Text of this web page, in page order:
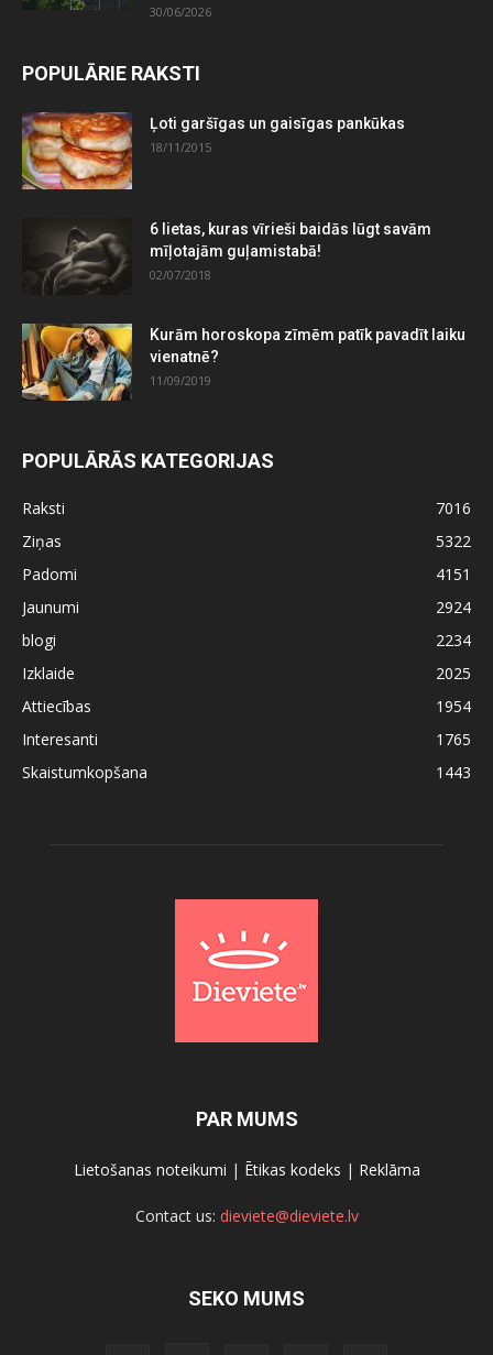
30/06/2026
POPULĀRIE RAKSTI
Ļoti garšīgas un gaisīgas pankūkas
18/11/2015
6 lietas, kuras vīrieši baidās lūgt savām
mīļotajām guļamistabā!
02/07/2018
Kurām horoskopa zīmēm patīk pavadīt laiku
vienatnē?
11/09/2019
POPULĀRĀS KATEGORIJAS
Raksti
7016
Ziņas
5322
Padomi
4151
Jaunumi
2924
blogi
2234
Izklaide
2025
Attiecības
1954
Interesanti
1765
Skaistumkopšana
1443
PAR MUMS
Lietošanas noteikumi | Ētikas kodeks | Reklāma
Contact us: dieviete@dieviete.lv
SEKO MUMS